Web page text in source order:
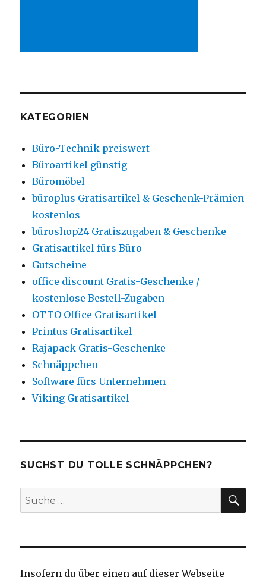
KATEGORIEN
Büro-Technik preiswert
Büroartikel günstig
Büromöbel
büroplus Gratisartikel & Geschenk-Prämien
kostenlos
büroshop24 Gratiszugaben & Geschenke
Gratisartikel fürs Büro
Gutscheine
office discount Gratis-Geschenke /
kostenlose Bestell-Zugaben
OTTO Office Gratisartikel
Printus Gratisartikel
Rajapack Gratis-Geschenke
Schnäppchen
Software fürs Unternehmen
Viking Gratisartikel
SUCHST DU TOLLE SCHNÄPPCHEN?
Suche
nach:
Insofern du über einen auf dieser Webseite